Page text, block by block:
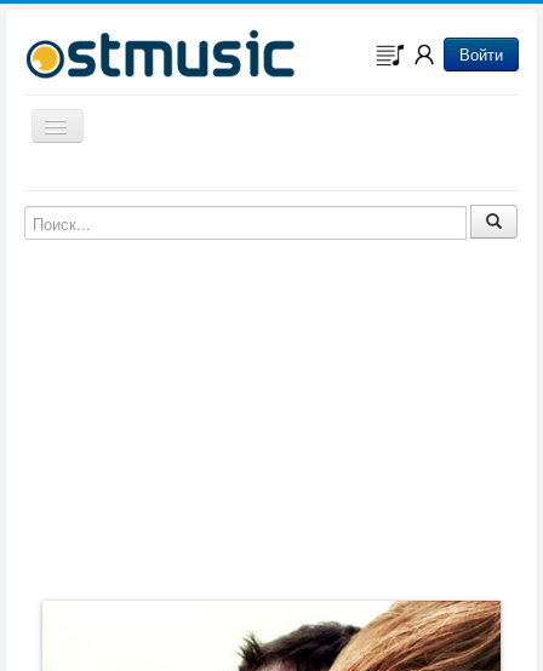
Войти
Включить/выключить навигацию
Музыка из мультфильмов
Музыка из сериалов